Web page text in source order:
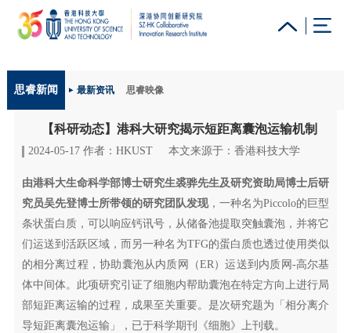
更多科大概览
科大新闻 学术部门索引
校园地图及指南 工作@科大 教授简录 认识科大
思睿新闻 最新资讯 思睿映像
【科研动态】港科大研究揭示短距离囊泡运输机制
2024-05-17 作者：HKUST 本文来源于：香港科技大学
由港科大生命科学部博士研究生裘骅先生及研究资助局博士后研
究员吴先登博士所带领的研究团队发现，一种名为Piccolo的巨型
条状蛋白质，可以响应钙讯号，从储备池提取突触囊泡，并将它
们运送到活跃区域，而另一种名为TFG的蛋白质也透过使用类似
的相分离过程，协助囊泡从内质网（ER）运送到内质网-高尔基
体中间体。此项研究引证了细胞内帮助囊泡在特定方向上进行局
部短距离运输的过程，成果至关重要。是次研究题为「相分离介
导短距离囊泡运输」，已于科学期刊《细胞》上刊载。